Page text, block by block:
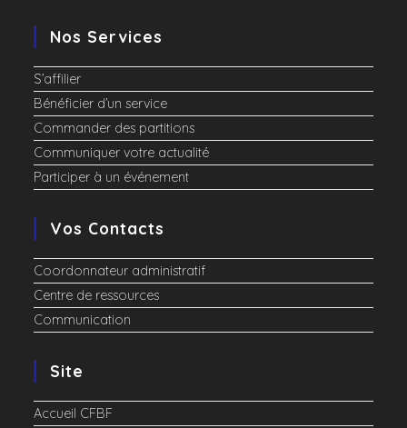
Nos Services
S’affilier
Bénéficier d’un service
Commander des partitions
Communiquer votre actualité
Participer à un événement
Vos Contacts
Coordonnateur administratif
Centre de ressources
Communication
Site
Accueil CFBF